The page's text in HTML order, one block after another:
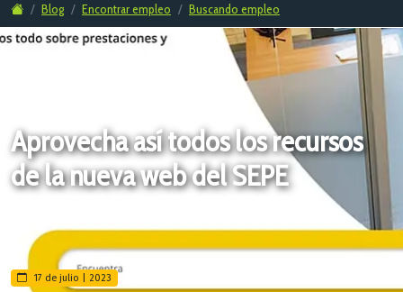
Blog Encontrar empleo Buscando empleo
Aprovecha así todos los recursos
de la nueva web del SEPE
17 de julio | 2023